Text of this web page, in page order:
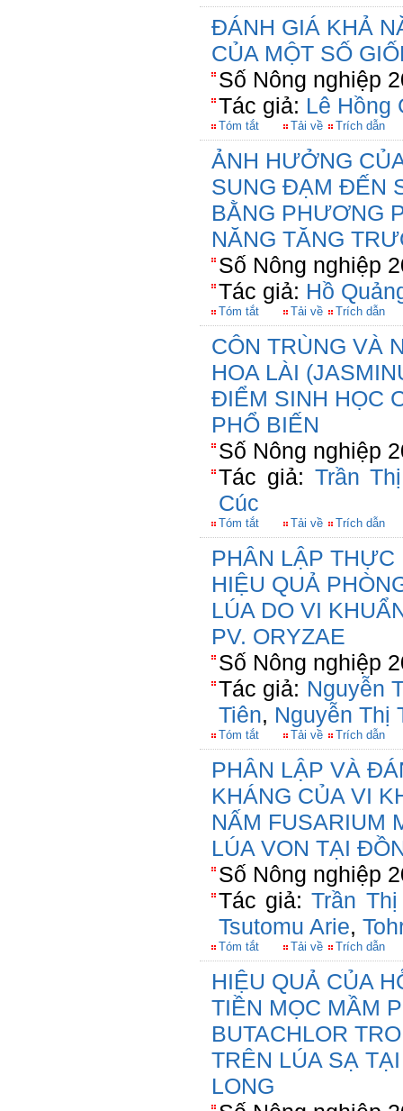
ĐÁNH GIÁ KHẢ
CỦA MỘT SỐ
Số Nông nghiệp
Tác giả: Lê Hồng
Tóm tắt Tải về Trích dẫn
ẢNH HƯỞNG
SUNG ĐẠM ĐẾN
BẰNG PHƯƠNG
NĂNG TĂNG
Số Nông nghiệp
Tác giả: Hồ
Tóm tắt Tải về Trích dẫn
CÔN TRÙNG VÀ
HOA LÀI
ĐIỂM SINH HỌC
PHỔ BIẾN
Số Nông nghiệp
Tác giả: Trần
Cúc
Tóm tắt Tải về Trích dẫn
PHÂN LẬP
HIỆU QUẢ
LÚA DO VI
PV. ORYZAE
Số Nông nghiệp
Tác giả: Nguyễn
Tiên, Nguyễn Thị
Tóm tắt Tải về Trích dẫn
PHÂN LẬP VÀ
KHÁNG CỦA VI
NẤM FUSARIUM
LÚA VON TẠI
Số Nông nghiệp
Tác giả:Trần
Tsutomu Arie,
Tóm tắt Tải về Trích dẫn
HIỆU QUẢ CỦA
TIỀN MỌC MẦM
BUTACHLOR
TRÊN LÚA SẠ
LONG